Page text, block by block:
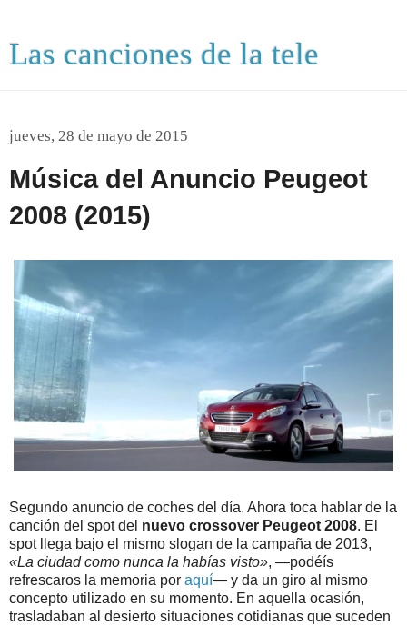
Las canciones de la tele
jueves, 28 de mayo de 2015
Música del Anuncio Peugeot
2008 (2015)
Segundo anuncio de coches del día. Ahora toca hablar de la
canción del spot del nuevo crossover Peugeot 2008. El
spot llega bajo el mismo slogan de la campaña de 2013,
«La ciudad como nunca la habías visto», —podéís
refrescaros la memoria por aquí— y da un giro al mismo
concepto utilizado en su momento. En aquella ocasión,
trasladaban al desierto situaciones cotidianas que suceden